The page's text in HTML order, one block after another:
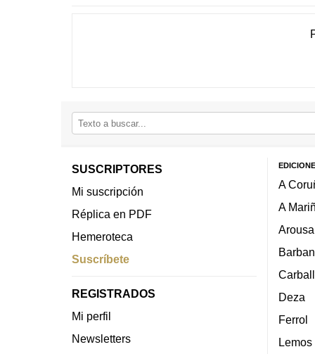
SUSCRIPTORES
Mi suscripción
Réplica en PDF
Hemeroteca
Suscríbete
REGISTRADOS
Mi perfil
Newsletters
A
A
Arousa
Deza
Ferrol
Lemos